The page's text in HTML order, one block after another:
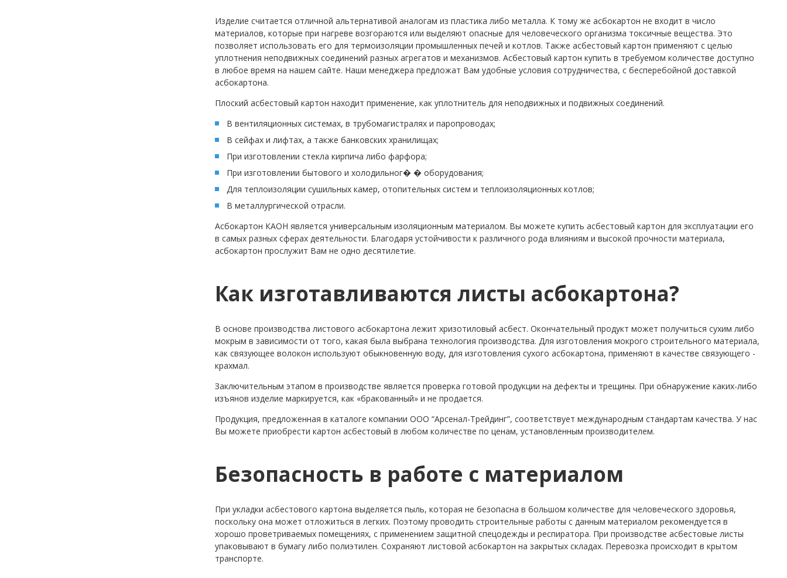
Изделие считается отличной альтернативой аналогам из пластика либо металла. К тому же асбокартон не входит в число
материалов, которые при нагреве возгораются или выделяют опасные для человеческого организма токсичные вещества. Это
позволяет использовать его для термоизоляции промышленных печей и котлов. Также асбестовый картон применяют с целью
уплотнения неподвижных соединений разных агрегатов и механизмов. Асбестовый картон купить в требуемом количестве доступно
в любое время на нашем сайте. Наши менеджера предложат Вам удобные условия сотрудничества, с бесперебойной доставкой
асбокартона.
Плоский асбестовый картон находит применение, как уплотнитель для неподвижных и подвижных соединений.
В вентиляционных системах, в трубомагистралях и паропроводах;
В сейфах и лифтах, а также банковских хранилищах;
При изготовлении стекла кирпича либо фарфора;
При изготовлении бытового и холодильног� � оборудования;
Для теплоизоляции сушильных камер, отопительных систем и теплоизоляционных котлов;
В металлургической отрасли.
Асбокартон КАОН является универсальным изоляционным материалом. Вы можете купить асбестовый картон для эксплуатации его
в самых разных сферах деятельности. Благодаря устойчивости к различного рода влияниям и высокой прочности материала,
асбокартон прослужит Вам не одно десятилетие.
Как изготавливаются листы асбокартона?
В основе производства листового асбокартона лежит хризотиловый асбест. Окончательный продукт может получиться сухим либо
мокрым в зависимости от того, какая была выбрана технология производства. Для изготовления мокрого строительного материала,
как связующее волокон используют обыкновенную воду, для изготовления сухого асбокартона, применяют в качестве связующего -
крахмал.
Заключительным этапом в производстве является проверка готовой продукции на дефекты и трещины. При обнаружение каких-либо
изъянов изделие маркируется, как «бракованный» и не продается.
Продукция, предложенная в каталоге компании ООО “Арсенал-Трейдинг”, соответствует международным стандартам качества. У нас
Вы можете приобрести картон асбестовый в любом количестве по ценам, установленным производителем.
Безопасность в работе с материалом
При укладки асбестового картона выделяется пыль, которая не безопасна в большом количестве для человеческого здоровья,
поскольку она может отложиться в легких. Поэтому проводить строительные работы с данным материалом рекомендуется в
хорошо проветриваемых помещениях, с применением защитной спецодежды и респиратора. При производстве асбестовые листы
упаковывают в бумагу либо полиэтилен. Сохраняют листовой асбокартон на закрытых складах. Перевозка происходит в крытом
транспорте.